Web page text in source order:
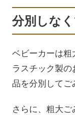
分別しな
ベビーカーは粗
ラスチック製
品を分別してご
さらに、粗大ご